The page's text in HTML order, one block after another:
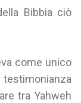
Bibbia ciò
come unico
tra Yahweh